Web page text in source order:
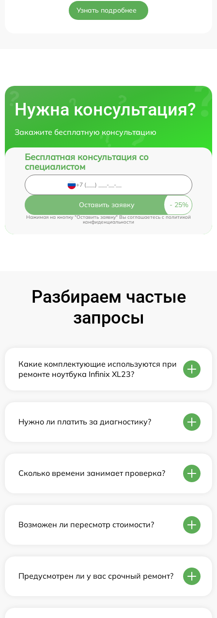
Узнать подробнее
Нужна консультация?
Закажите бесплатную консультацию
Бесплатная консультация со
специалистом
Оставить заявку
Нажимая на кнопку "Оставить заявку" Вы соглашаетесь cполитикой
конфиденциальности
Разбираем частые
запросы
Какие комплектующие используются при
ремонте ноутбука Infinix XL23?
Нужно ли платить за диагностику?
Сколько времени занимает проверка?
Возможен ли пересмотр стоимости?
Предусмотрен ли у вас срочный ремонт?